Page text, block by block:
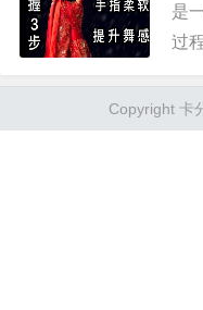
是
过
户
果
Copyright 卡